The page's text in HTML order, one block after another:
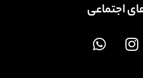
اجتماعی